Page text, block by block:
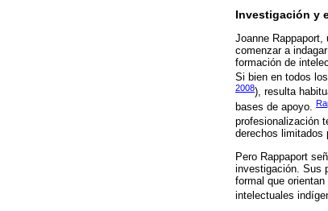
Investigación y
Joanne
comenzar a
formación de
Si bien en todos
2008), resulta
bases de apoyo.
profesionalización
derechos limitados
Pero Rappaport
investigación. Sus
formal que
intelectuales